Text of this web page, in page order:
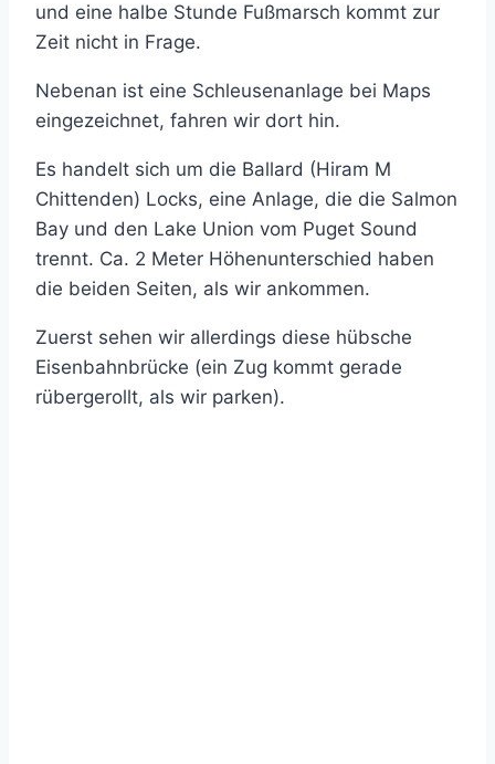
und eine halbe Stunde Fußmarsch kommt zur
Zeit nicht in Frage.
Nebenan ist eine Schleusenanlage bei Maps
eingezeichnet, fahren wir dort hin.
Es handelt sich um die Ballard (Hiram M
Chittenden) Locks, eine Anlage, die die Salmon
Bay und den Lake Union vom Puget Sound
trennt. Ca. 2 Meter Höhenunterschied haben
die beiden Seiten, als wir ankommen.
Zuerst sehen wir allerdings diese hübsche
Eisenbahnbrücke (ein Zug kommt gerade
rübergerollt, als wir parken).